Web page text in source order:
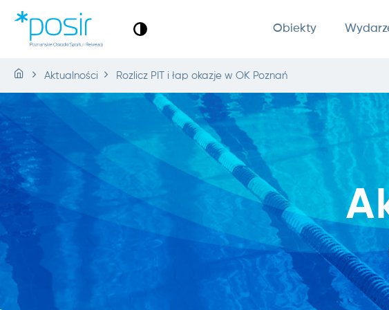
Obiekty
Aktualności Rozlicz PIT i łap okazje w OK Poznań